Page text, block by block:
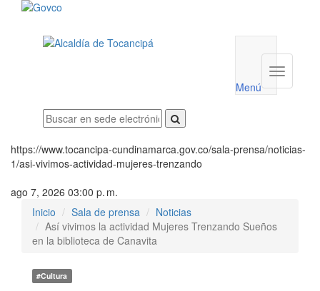
utilidades
Menú
Menú
https://www.tocancipa-cundinamarca.gov.co/sala-prensa/noticias-
1/asi-vivimos-actividad-mujeres-trenzando
ago 7, 2026 03:00 p. m.
Inicio
Sala de prensa
Noticias
Así vivimos la actividad Mujeres Trenzando Sueños
en la biblioteca de Canavita
#Cultura